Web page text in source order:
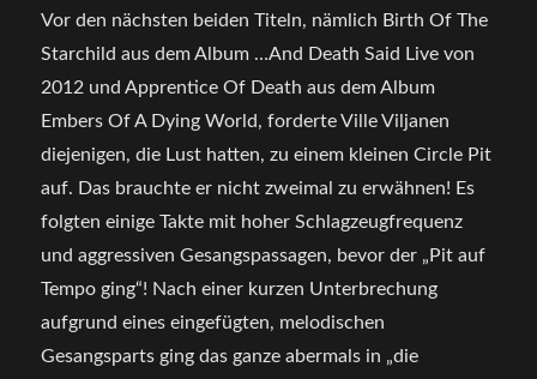
Vor den nächsten beiden Titeln, nämlich Birth Of The
Starchild aus dem Album …And Death Said Live von
2012 und Apprentice Of Death aus dem Album
Embers Of A Dying World, forderte Ville Viljanen
diejenigen, die Lust hatten, zu einem kleinen Circle Pit
auf. Das brauchte er nicht zweimal zu erwähnen! Es
folgten einige Takte mit hoher Schlagzeugfrequenz
und aggressiven Gesangspassagen, bevor der „Pit auf
Tempo ging“! Nach einer kurzen Unterbrechung
aufgrund eines eingefügten, melodischen
Gesangsparts ging das ganze abermals in „die